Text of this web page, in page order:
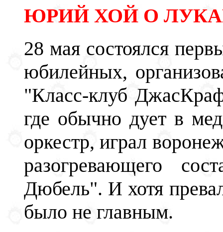
ЮРИЙ ХОЙ О
28 мая состоялся
юбилейных,
"Класс-клуб
где обычно дует в
оркестр, играл
разогревающего
Дюбель". И хотя
было не главным.